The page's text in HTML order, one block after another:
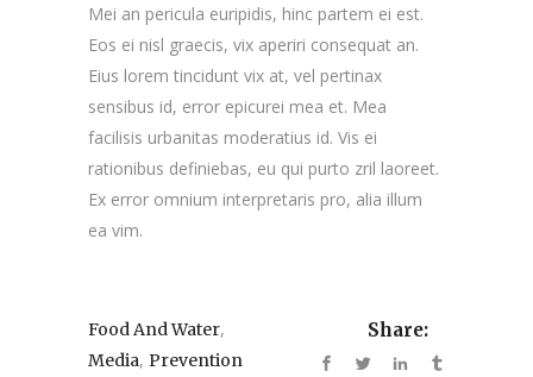
Mei an pericula euripidis, hinc partem ei est.
Eos ei nisl graecis, vix aperiri consequat an.
Eius lorem tincidunt vix at, vel pertinax
sensibus id, error epicurei mea et. Mea
facilisis urbanitas moderatius id. Vis ei
rationibus definiebas, eu qui purto zril laoreet.
Ex error omnium interpretaris pro, alia illum
ea vim.
Food And Water,
Media, Prevention
Share: